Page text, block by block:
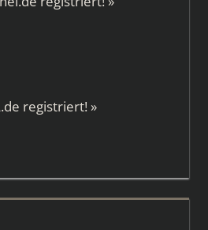
registriert! »